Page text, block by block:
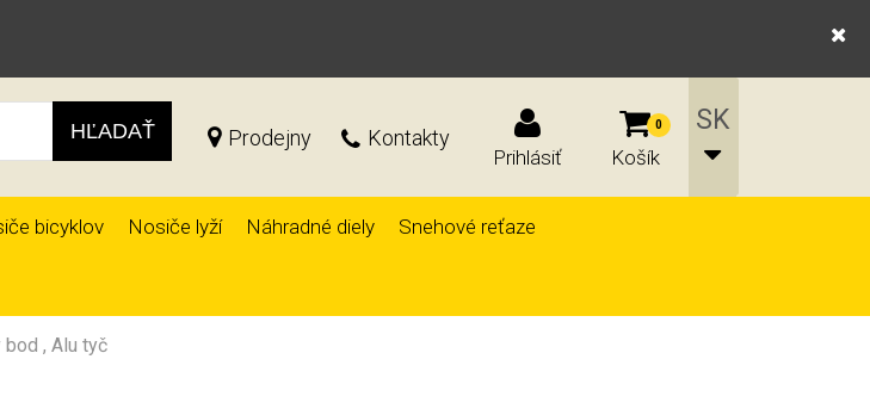
HĽADAŤ Prodejny Kontakty
Prihlásiť
0
Košík
bicyklov Nosiče lyží Náhradné diely Snehové reťaze
, Alu tyč